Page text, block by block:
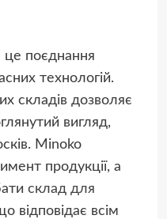
це поєднання
технологій.
складів дозволяє
вигляд,
Minoko
продукції, а
склад для
відповідає всім